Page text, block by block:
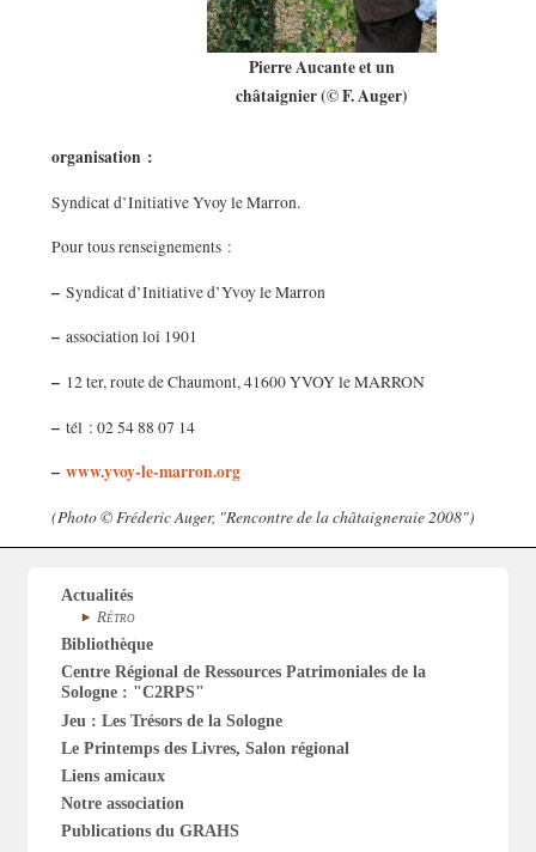
Pierre Aucante et un
châtaignier (© F. Auger)
organisation :
Syndicat d’Initiative Yvoy le Marron.
Pour tous renseignements :
–Syndicat d’Initiative d’Yvoy le Marron
–association loi 1901
–12 ter, route de Chaumont, 41600 YVOY le MARRON
–tél : 02 54 88 07 14
– www.yvoy-le-marron.org
(Photo © Fréderic Auger, "Rencontre de la châtaigneraie 2008")
Actualités
Rétro
Bibliothèque
Centre Régional de Ressources Patrimoniales de la
Sologne : "C2RPS"
Jeu : Les Trésors de la Sologne
Le Printemps des Livres, Salon régional
Liens amicaux
Notre association
Publications du GRAHS